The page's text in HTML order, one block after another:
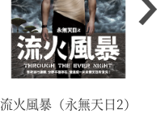
流火風暴（永無天日2）